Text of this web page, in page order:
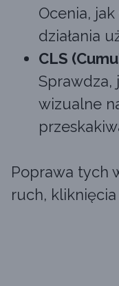
Ocenia,
działania
CLS
Sprawdza,
wizualne
Poprawa tych
ruch,